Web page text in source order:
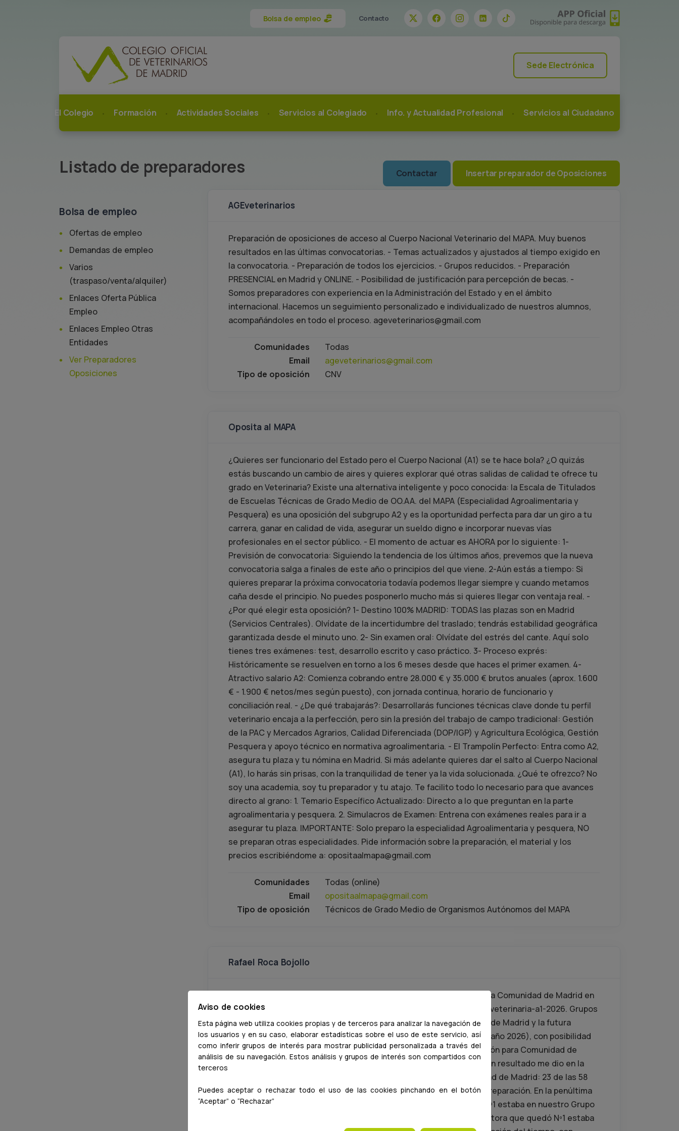
Bolsa de empleo Contacto
Sede Electrónica
El Colegio Formación Actividades Sociales Servicios al Colegiado Info. y Actualidad Profesional Servicios al Ciudadano
Listado de preparadores Contactar Insertar preparador de Oposiciones
AGEveterinarios
Preparación de oposiciones de acceso al Cuerpo Nacional Veterinario del MAPA. Muy buenos
resultados en las últimas convocatorias. - Temas actualizados y ajustados al tiempo exigido en
la convocatoria. - Preparación de todos los ejercicios. - Grupos reducidos. - Preparación
PRESENCIAL en Madrid y ONLINE. - Posibilidad de justificación para percepción de becas. -
Somos preparadores con experiencia en la Administración del Estado y en el ámbito
internacional. Hacemos un seguimiento personalizado e individualizado de nuestros alumnos,
acompañándoles en todo el proceso. ageveterinarios@gmail.com
Comunidades
Todas
Email
ageveterinarios@gmail.com
Tipo de oposición
CNV
Oposita al MAPA
¿Quieres ser funcionario del Estado pero el Cuerpo Nacional (A1) se te hace bola? ¿O quizás
estás buscando un cambio de aires y quieres explorar qué otras salidas de calidad te ofrece tu
grado en Veterinaria? Existe una alternativa inteligente y poco conocida: la Escala de Titulados
de Escuelas Técnicas de Grado Medio de OO.AA. del MAPA (Especialidad Agroalimentaria y
Pesquera) es una oposición del subgrupo A2 y es la oportunidad perfecta para dar un giro a tu
carrera, ganar en calidad de vida, asegurar un sueldo digno e incorporar nuevas vías
profesionales en el sector público. - El momento de actuar es AHORA por lo siguiente: 1-
Previsión de convocatoria: Siguiendo la tendencia de los últimos años, prevemos que la nueva
convocatoria salga a finales de este año o principios del que viene. 2-Aún estás a tiempo: Si
quieres preparar la próxima convocatoria todavía podemos llegar siempre y cuando metamos
caña desde el principio. No puedes posponerlo mucho más si quieres llegar con ventaja real. -
¿Por qué elegir esta oposición? 1- Destino 100% MADRID: TODAS las plazas son en Madrid
(Servicios Centrales). Olvídate de la incertidumbre del traslado; tendrás estabilidad geográfica
garantizada desde el minuto uno. 2- Sin examen oral: Olvídate del estrés del cante. Aquí solo
tienes tres exámenes: test, desarrollo escrito y caso práctico. 3- Proceso exprés:
Históricamente se resuelven en torno a los 6 meses desde que haces el primer examen. 4-
Atractivo salario A2: Comienza cobrando entre 28.000 € y 35.000 € brutos anuales (aprox. 1.600
€ - 1.900 € netos/mes según puesto), con jornada continua, horario de funcionario y
conciliación real. - ¿De qué trabajarás?: Desarrollarás funciones técnicas clave donde tu perfil
veterinario encaja a la perfección, pero sin la presión del trabajo de campo tradicional: Gestión
de la PAC y Mercados Agrarios, Calidad Diferenciada (DOP/IGP) y Agricultura Ecológica, Gestión
Pesquera y apoyo técnico en normativa agroalimentaria. - El Trampolín Perfecto: Entra como A2,
asegura tu plaza y tu nómina en Madrid. Si más adelante quieres dar el salto al Cuerpo Nacional
(A1), lo harás sin prisas, con la tranquilidad de tener ya la vida solucionada. ¿Qué te ofrezco? No
soy una academia, soy tu preparador y tu atajo. Te facilito todo lo necesario para que avances
directo al grano: 1. Temario Específico Actualizado: Directo a lo que preguntan en la parte
agroalimentaria y pesquera. 2. Simulacros de Examen: Entrena con exámenes reales para ir a
asegurar tu plaza. IMPORTANTE: Solo preparo la especialidad Agroalimentaria y pesquera, NO
se preparan otras especialidades. Pide información sobre la preparación, el material y los
precios escribiéndome a: opositaalmapa@gmail.com
Comunidades
Todas (online)
Email
opositaalmapa@gmail.com
Tipo de oposición
Técnicos de Grado Medio de Organismos Autónomos del MAPA
Rafael Roca Bojollo
!Abierto el plazo para apuntarse a la convocatoria de Veterinaria de la Comunidad de Madrid en
la que se ofertan 29 plazas! https://www.comunidad.madrid/empleo/veterinaria-a1-2026. Grupos
específicos para la preparación de la convocatoria de la Comunidad de Madrid y la futura
convocatoria del Ayuntamiento de Madrid (que será publicada este año 2026), con posibilidad
de estar en ambos grupos. Fui el N. º 1 de mi promoción en la oposición para Comunidad de
Madrid (ORDEN 2645/2014), y aplico ese mismo método que tan buen resultado me dio en la
preparación de los grupos. En la última convocatoria de la Comunidad de Madrid: 23 de las 58
personas que aprobaron la oposición formaban parte del grupo de preparación. En la penúltima
convocatoria de la Comunidad de Madrid: la opositora que quedó Nº1 estaba en nuestro Grupo
de preparación. En la última convocatoria del Ayuntamiento: la opositora que quedó Nº1 estaba
Bolsa de empleo
Ofertas de empleo
Demandas de empleo
Varios
(traspaso/venta/alquiler)
Enlaces Oferta Pública
Empleo
Enlaces Empleo Otras
Entidades
Ver Preparadores
Oposiciones
Aviso de cookies
Esta página web utiliza cookies propias y de terceros para analizar la navegación de
los usuarios y en su caso, elaborar estadísticas sobre el uso de este servicio, así
como inferir grupos de interés para mostrar publicidad personalizada a través del
análisis de su navegación. Estos análisis y grupos de interés son compartidos con
terceros
Puedes aceptar o rechazar todo el uso de las cookies pinchando en el botón
“Aceptar” o “Rechazar”